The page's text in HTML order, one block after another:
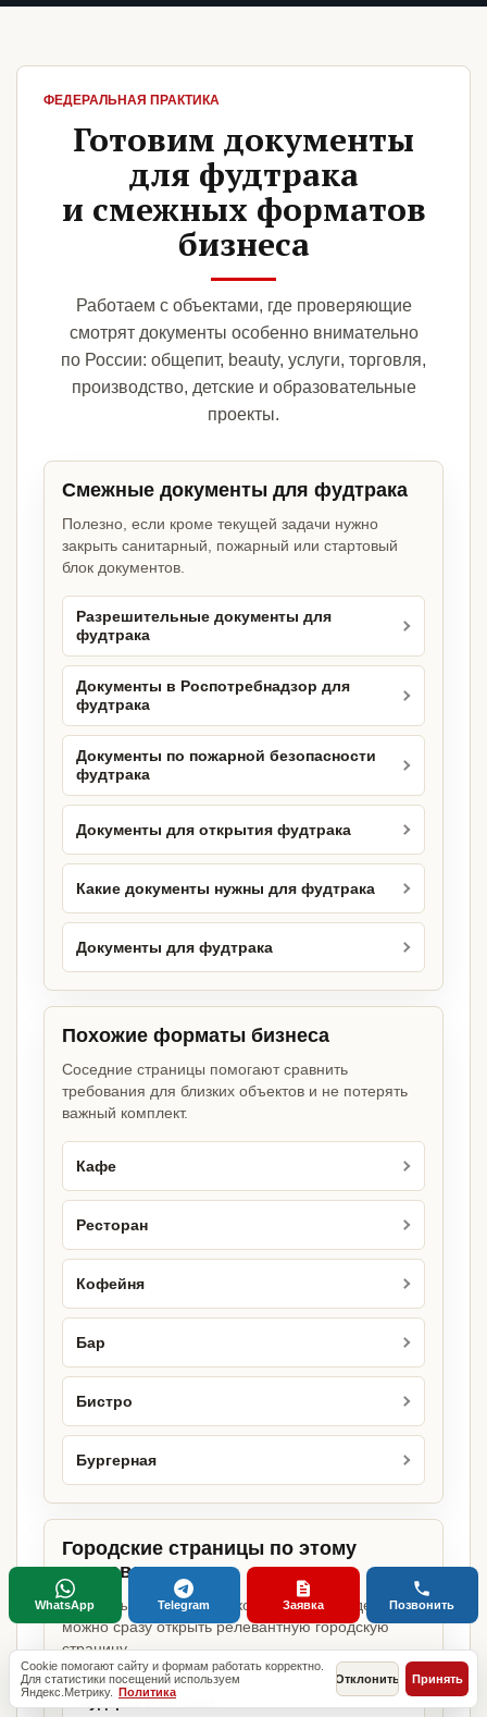
ФЕДЕРАЛЬНАЯ ПРАКТИКА
Готовим документы
для фудтрака
и смежных форматов
бизнеса
Работаем с объектами, где проверяющие
смотрят документы особенно внимательно
по России: общепит, beauty, услуги, торговля,
производство, детские и образовательные
проекты.
Смежные документы для фудтрака
Полезно, если кроме текущей задачи нужно
закрыть санитарный, пожарный или стартовый
блок документов.
Разрешительные документы для
фудтрака
Документы в Роспотребнадзор для
фудтрака
Документы по пожарной безопасности
фудтрака
Документы для открытия фудтрака
Какие документы нужны для фудтрака
Документы для фудтрака
Похожие форматы бизнеса
Соседние страницы помогают сравнить
требования для близких объектов и не потерять
важный комплект.
Кафе
Ресторан
Кофейня
Бар
Бистро
Бургерная
Городские страницы по этому
направлению
Если объект работает в конкретном городе,
можно сразу открыть релевантную городскую
страницу.
Фудтрак в Москве
Cookie помогают сайту и формам работать корректно.
Для статистики посещений используем
Яндекс.Метрику. Политика
Отклонить Принять
WhatsApp Telegram Заявка Позвонить